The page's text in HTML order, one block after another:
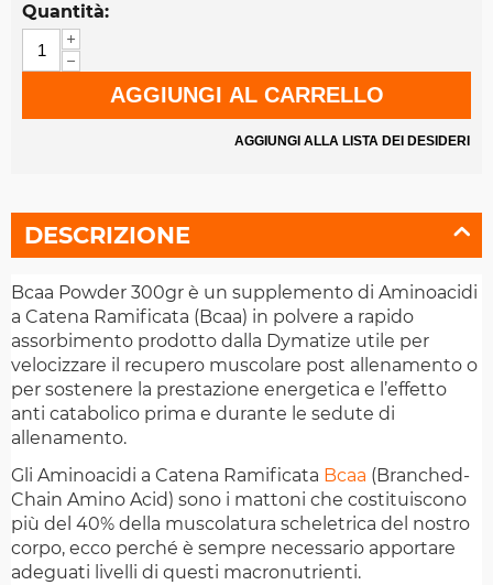
Quantità:
+
−
AGGIUNGI AL CARRELLO
AGGIUNGI ALLA LISTA DEI DESIDERI
DESCRIZIONE
Bcaa Powder 300gr è un supplemento di Aminoacidi
a Catena Ramificata (Bcaa) in polvere a rapido
assorbimento prodotto dalla Dymatize utile per
velocizzare il recupero muscolare post allenamento o
per sostenere la prestazione energetica e l’effetto
anti catabolico prima e durante le sedute di
allenamento.
Gli Aminoacidi a Catena Ramificata Bcaa (Branched-
Chain Amino Acid) sono i mattoni che costituiscono
più del 40% della muscolatura scheletrica del nostro
corpo, ecco perché è sempre necessario apportare
adeguati livelli di questi macronutrienti.